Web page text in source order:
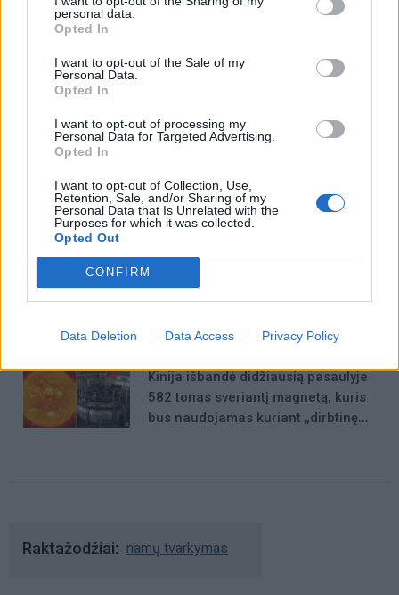
personal data.
Opted In
I want to opt-out of the Sale of my
Personal Data.
Opted In
I want to opt-out of processing my
Personal Data for Targeted Advertising.
Opted In
I want to opt-out of Collection, Use,
Retention, Sale, and/or Sharing of my
Personal Data that Is Unrelated with the
Purposes for which it was collected.
Opted Out
CONFIRM
Data Deletion Data Access Privacy Policy
Į Klaipėdą iš emigracijos
įvardijo didžiausią savo
Klemencovas: gal jau
Šiuo metu skaitomiausi
Taro kortų horoskopas rugpjūčio 10
Mergelėms – nauji tikslai
Dienos horoskopas 12 Zodiako
Kinija išbandė didžiausią pasaulyje
582 tonas sveriantį magnetą, kuris
bus naudojamas kuriant „dirbtinę
Raktažodžiai namų tvarkymas